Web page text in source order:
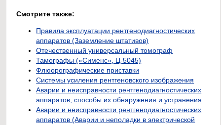
Смотрите также:
Правила эксплуатации рентгенодиагностических
аппаратов (Заземление штативов)
Отечественный универсальный томограф
Тамографы («Сименс», Ц-5045)
Флюорографические приставки
Системы усиления рентгеновского изображения
Аварии и неисправности рентгенодиагностических
аппаратов, способы их обнаружения и устранения
Аварии и неисправности рентгенодиагностических
аппаратов (Аварии и неполадки в электрической